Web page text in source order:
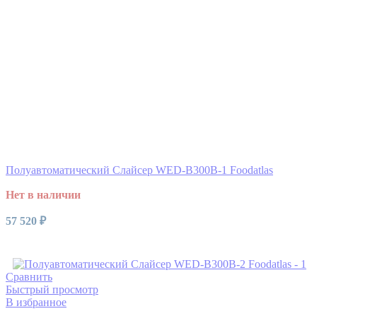
Полуавтоматический Слайсер WED-B300B-1 Foodatlas
Нет в наличии
57 520 ₽
Сравнить
Быстрый просмотр
В избранное